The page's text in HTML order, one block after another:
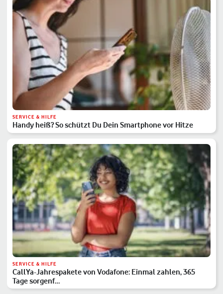
SERVICE & HILFE
Handy heiß? So schützt Du Dein Smartphone vor Hitze
SERVICE & HILFE
CallYa-Jahrespakete von Vodafone: Einmal zahlen, 365
Tage sorgenf…